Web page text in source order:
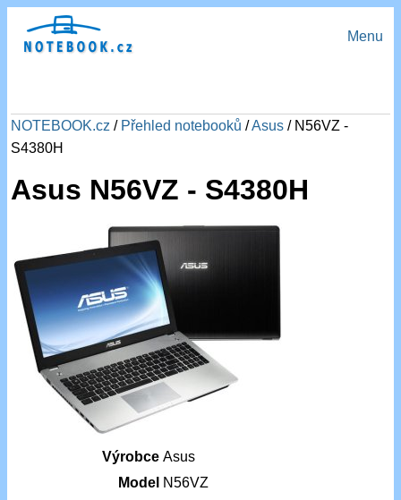
Menu
NOTEBOOK.cz / Přehled notebooků /Asus / N56VZ -
S4380H
Asus N56VZ - S4380H
Výrobce Asus
Model N56VZ